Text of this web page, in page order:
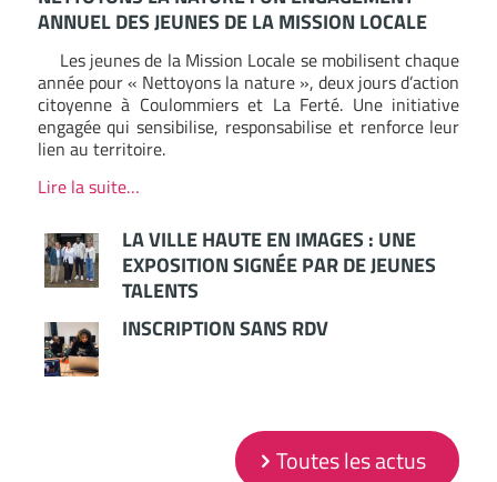
ANNUEL DES JEUNES DE LA MISSION LOCALE
Les jeunes de la Mission Locale se mobilisent chaque
année pour « Nettoyons la nature », deux jours d’action
citoyenne à Coulommiers et La Ferté. Une initiative
engagée qui sensibilise, responsabilise et renforce leur
lien au territoire.
Lire la suite…
LA VILLE HAUTE EN IMAGES : UNE
EXPOSITION SIGNÉE PAR DE JEUNES
TALENTS
INSCRIPTION SANS RDV
Toutes les actus